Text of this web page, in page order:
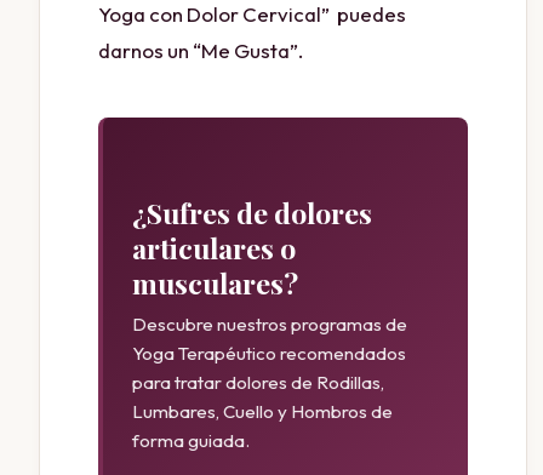
Yoga con Dolor Cervical” puedes
darnos un “Me Gusta”.
¿Sufres de dolores
articulares o
musculares?
Descubre nuestros programas de
Yoga Terapéutico recomendados
para tratar dolores de Rodillas,
Lumbares, Cuello y Hombros de
forma guiada.